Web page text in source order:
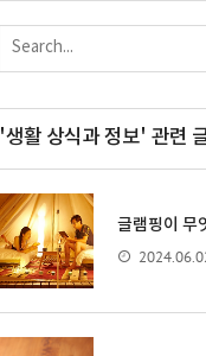
'생활 상식과 정보' 관련
글램핑이 무